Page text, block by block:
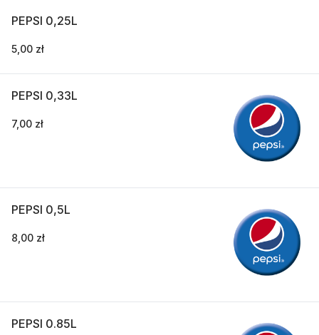
PEPSI 0,25L
5,00 zł
PEPSI 0,33L
7,00 zł
PEPSI 0,5L
8,00 zł
PEPSI 0.85L